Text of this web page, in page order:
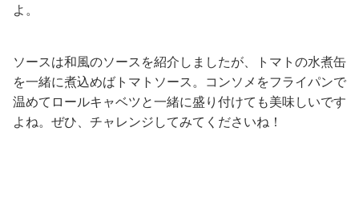
よ。
ソースは和風のソースを紹介しましたが、トマトの水煮缶
を一緒に煮込めばトマトソース。 コンソメをフライパンで
温めてロールキャベツと一緒に盛り付けても美味しいです
よね。 ぜひ、チャレンジしてみてくださいね！